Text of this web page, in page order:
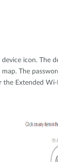
device icon. The
The
the Extended